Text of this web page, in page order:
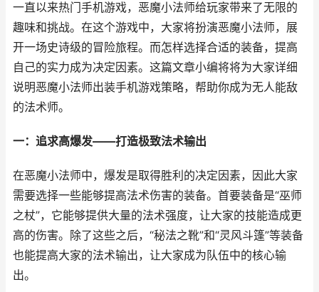
一直以来热门手机游戏，恶魔小法师给玩家带来了无限的
趣味和挑战。在这个游戏中，大家将扮演恶魔小法师，展
开一场史诗级的冒险旅程。而怎样选择合适的装备，提高
自己的实力成为决定因素。这篇文章小编将将为大家详细
说明恶魔小法师出装手机游戏策略，帮助你成为无人能敌
的法术师。
一：追求高爆发——打造极致法术输出
在恶魔小法师中，爆发是取得胜利的决定因素，因此大家
需要选择一些能够提高法术伤害的装备。首要装备是“巫师
之杖”，它能够提供大量的法术强度，让大家的技能造成更
高的伤害。除了这些之后，“秘法之靴”和“灵风斗篷”等装备
也能提高大家的法术输出，让大家成为队伍中的核心输
出。